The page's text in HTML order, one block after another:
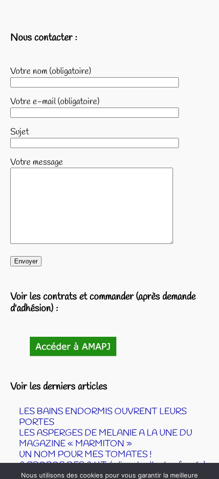
Nous contacter :
Votre nom (obligatoire)
Votre e-mail (obligatoire)
Sujet
Votre message
Voir les contrats et commander (après demande
d'adhésion) :
Voir les derniers articles
LES BAINS ENDORMIS OUVRENT LEURS
PORTES
LES ASPERGES DE MELANIE A LA UNE DU
MAGAZINE « MARMITON »
UN NOM POUR MES TOMATES !
A PROPOS DES A.U.T. ( aliments ultra tranformés)
ÉPICERIE COOPÉRATIVE DES COLIBRIS –
Nous utilisons des cookies pour vous garantir la meilleure